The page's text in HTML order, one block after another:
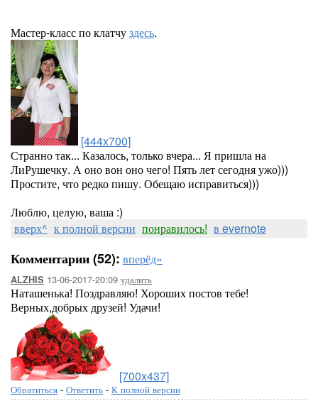
Мастер-класс по клатчуздесь.
[444x700]
Странно так... Казалось, только вчера... Я пришла на
ЛиРушечку. А оно вон оно чего! Пять лет сегодня ужо)))
Простите, что редко пишу. Обещаю исправиться)))
Люблю, целую, ваша :)
вверх^ к полной версии понравилось! в evernote
Комментарии (52): вперёд»
ALZHIS 13-06-2017-20:09 удалить
Наташенька! Поздравляю! Хороших постов тебе!
Верных,добрых друзей! Удачи!
[700x437]
Обратиться - Ответить - К полной версии